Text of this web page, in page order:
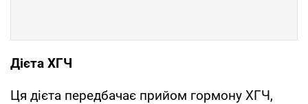
Дієта ХГЧ
Ця дієта передбачає прийом гормону ХГЧ,